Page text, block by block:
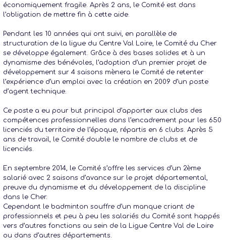
économiquement fragile. Après 2 ans, le Comité est dans
l’obligation de mettre fin à cette aide.
Pendant les 10 années qui ont suivi, en parallèle de
structuration de la ligue du Centre Val Loire, le Comité du Cher
se développe également. Grâce à des bases solides et à un
dynamisme des bénévoles, l’adoption d’un premier projet de
développement sur 4 saisons mènera le Comité de retenter
l’expérience d’un emploi avec la création en 2009 d’un poste
d’agent technique.
Ce poste a eu pour but principal d’apporter aux clubs des
compétences professionnelles dans l’encadrement pour les 650
licenciés du territoire de l’époque, répartis en 6 clubs. Après 5
ans de travail, le Comité double le nombre de clubs et de
licenciés.
En septembre 2014, le Comité s’offre les services d’un 2ème
salarié avec 2 saisons d’avance sur le projet départemental,
preuve du dynamisme et du développement de la discipline
dans le Cher.
Cependant le badminton souffre d’un manque criant de
professionnels et peu à peu les salariés du Comité sont happés
vers d’autres fonctions au sein de la Ligue Centre Val de Loire
ou dans d’autres départements.